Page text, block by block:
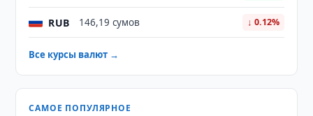
RUB 146,19 сумов ↓ 0.12%
Все курсы валют →
САМОЕ ПОПУЛЯРНОЕ